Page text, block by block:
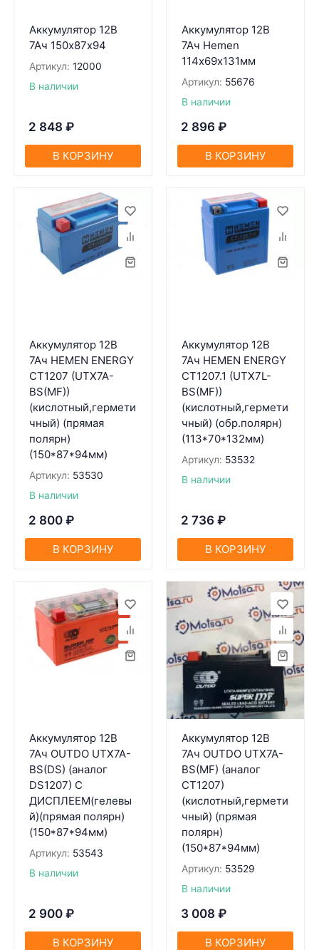
Аккумулятор 12В
7Ач 150х87х94
Артикул: 12000
В наличии
2 848 ₽
В КОРЗИНУ
Аккумулятор 12В
7Ач Hemen
114х69х131мм
Артикул: 55676
В наличии
2 896 ₽
В КОРЗИНУ
Аккумулятор 12В
7Ач HEMEN ENERGY
CT1207 (UTX7A-
BS(MF))
(кислотный,гермети
чный) (прямaя
полярн)
(150*87*94мм)
Артикул: 53530
В наличии
2 800 ₽
В КОРЗИНУ
Аккумулятор 12В
7Ач HEMEN ENERGY
CT1207.1 (UTX7L-
BS(MF))
(кислотный,гермети
чный) (обр.полярн)
(113*70*132мм)
Артикул: 53532
В наличии
2 736 ₽
В КОРЗИНУ
Аккумулятор 12В
7Ач OUTDO UTX7A-
BS(DS) (aнaлог
DS1207) С
ДИСПЛЕЕМ(гелевы
й)(прямaя полярн)
(150*87*94мм)
Артикул: 53543
В наличии
2 900 ₽
В КОРЗИНУ
Аккумулятор 12В
7Ач OUTDO UTX7A-
BS(MF) (аналог
CT1207)
(кислотный,гермети
чный) (прямая
полярн)
(150*87*94мм)
Артикул: 53529
В наличии
3 008 ₽
В КОРЗИНУ